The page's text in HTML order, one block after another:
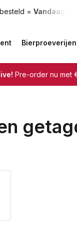
= Vandaag
Bierproeverijen
Pre-order nu met